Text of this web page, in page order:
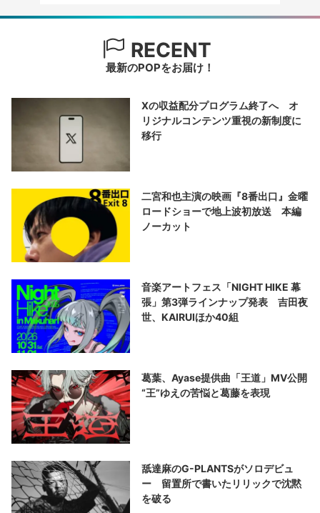
RECENT
最新のPOPをお届け！
Xの収益配分プログラム終了へ オ
リジナルコンテンツ重視の新制度に
移行
二宮和也主演の映画『8番出口』金曜
ロードショーで地上波初放送 本編
ノーカット
音楽アートフェス「NIGHT HIKE 幕
張」第3弾ラインナップ発表 吉田夜
世、KAIRUIほか40組
葛葉、Ayase提供曲「王道」MV公開
“王”ゆえの苦悩と葛藤を表現
舐達麻のG-PLANTSがソロデビュ
ー 留置所で書いたリリックで沈黙
を破る